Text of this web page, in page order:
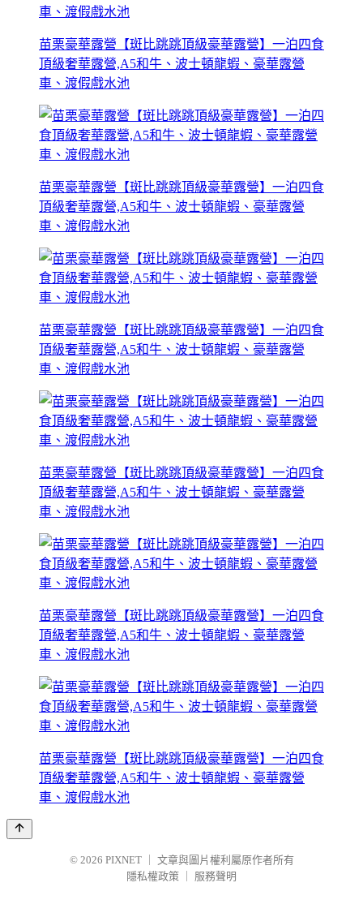
苗栗豪華露營【斑比跳跳頂級豪華露營】一泊四食
頂級奢華露營,A5和牛、波士頓龍蝦、豪華露營
車、渡假戲水池
苗栗豪華露營【斑比跳跳頂級豪華露營】一泊四食
頂級奢華露營,A5和牛、波士頓龍蝦、豪華露營
車、渡假戲水池
苗栗豪華露營【斑比跳跳頂級豪華露營】一泊四食
頂級奢華露營,A5和牛、波士頓龍蝦、豪華露營
車、渡假戲水池
苗栗豪華露營【斑比跳跳頂級豪華露營】一泊四食
頂級奢華露營,A5和牛、波士頓龍蝦、豪華露營
車、渡假戲水池
苗栗豪華露營【斑比跳跳頂級豪華露營】一泊四食
頂級奢華露營,A5和牛、波士頓龍蝦、豪華露營
車、渡假戲水池
苗栗豪華露營【斑比跳跳頂級豪華露營】一泊四食
頂級奢華露營,A5和牛、波士頓龍蝦、豪華露營
車、渡假戲水池
© 2026 PIXNET
文章與圖片權利屬原作者所有
隱私權政策
服務聲明